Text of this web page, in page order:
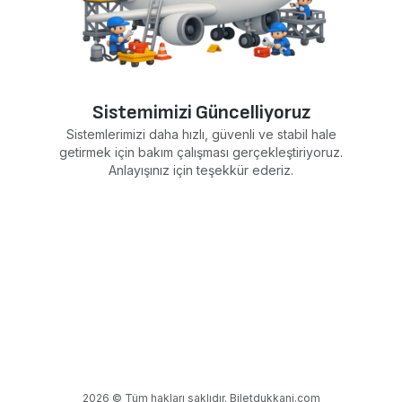
Sistemimizi Güncelliyoruz
Sistemlerimizi daha hızlı, güvenli ve stabil hale
getirmek için bakım çalışması gerçekleştiriyoruz.
Anlayışınız için teşekkür ederiz.
2026 © Tüm hakları saklıdır. Biletdukkani.com